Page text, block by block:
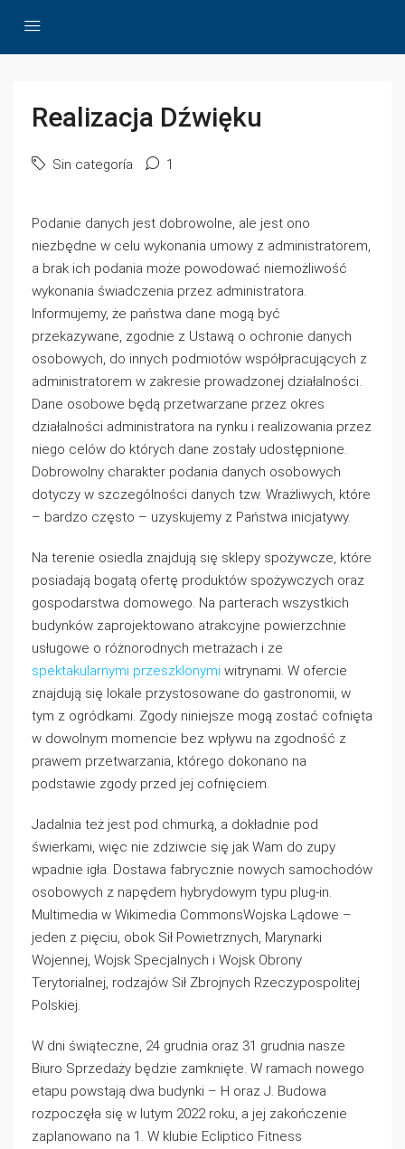
Realizacja Dźwięku
Sin categoría 1
Podanie danych jest dobrowolne, ale jest ono
niezbędne w celu wykonania umowy z administratorem,
a brak ich podania może powodować niemożliwość
wykonania świadczenia przez administratora.
Informujemy, że państwa dane mogą być
przekazywane, zgodnie z Ustawą o ochronie danych
osobowych, do innych podmiotów współpracujących z
administratorem w zakresie prowadzonej działalności.
Dane osobowe będą przetwarzane przez okres
działalności administratora na rynku i realizowania przez
niego celów do których dane zostały udostępnione.
Dobrowolny charakter podania danych osobowych
dotyczy w szczególności danych tzw. Wrażliwych, które
– bardzo często – uzyskujemy z Państwa inicjatywy.
Na terenie osiedla znajdują się sklepy spożywcze, które
posiadają bogatą ofertę produktów spożywczych oraz
gospodarstwa domowego. Na parterach wszystkich
budynków zaprojektowano atrakcyjne powierzchnie
usługowe o różnorodnych metrażach i ze
spektakularnymi przeszklonymi witrynami. W ofercie
znajdują się lokale przystosowane do gastronomii, w
tym z ogródkami. Zgody niniejsze mogą zostać cofnięta
w dowolnym momencie bez wpływu na zgodność z
prawem przetwarzania, którego dokonano na
podstawie zgody przed jej cofnięciem.
Jadalnia też jest pod chmurką, a dokładnie pod
świerkami, więc nie zdziwcie się jak Wam do zupy
wpadnie igła. Dostawa fabrycznie nowych samochodów
osobowych z napędem hybrydowym typu plug-in.
Multimedia w Wikimedia CommonsWojska Lądowe –
jeden z pięciu, obok Sił Powietrznych, Marynarki
Wojennej, Wojsk Specjalnych i Wojsk Obrony
Terytorialnej, rodzajów Sił Zbrojnych Rzeczypospolitej
Polskiej.
W dni świąteczne, 24 grudnia oraz 31 grudnia nasze
Biuro Sprzedaży będzie zamknięte. W ramach nowego
etapu powstają dwa budynki – H oraz J. Budowa
rozpoczęła się w lutym 2022 roku, a jej zakończenie
zaplanowano na 1. W klubie Ecliptico Fitness